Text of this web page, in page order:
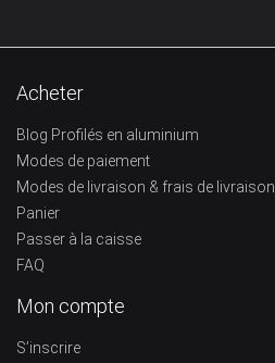
Acheter
Blog Profilés en aluminium
Modes de paiement
Modes de livraison & frais de livraison
Panier
Passer à la caisse
FAQ
Mon compte
S’inscrire